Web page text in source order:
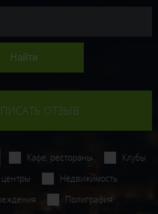
ОТЗЫВ
Кафе, рестораны
Клубы
Недвижимость
Полиграфия